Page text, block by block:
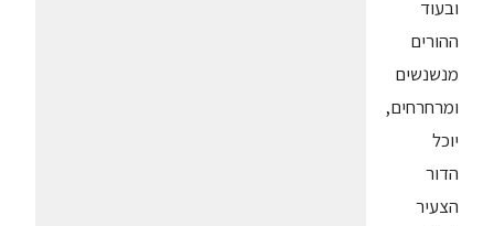
ובעוד
ההורים
מנשנשים
ומרחרחים,
יוכל
הדור
הצעיר